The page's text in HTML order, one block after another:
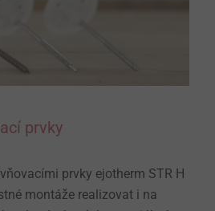
prvky
prvky ejotherm STR H
montáže realizovat i na